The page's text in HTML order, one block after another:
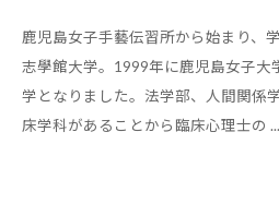
鹿児島女子手藝伝習所から始まり、
志學館大学。1999年に鹿児島女子大
学となりました。法学部、人間関係
床学科があることから臨床心理士の ...